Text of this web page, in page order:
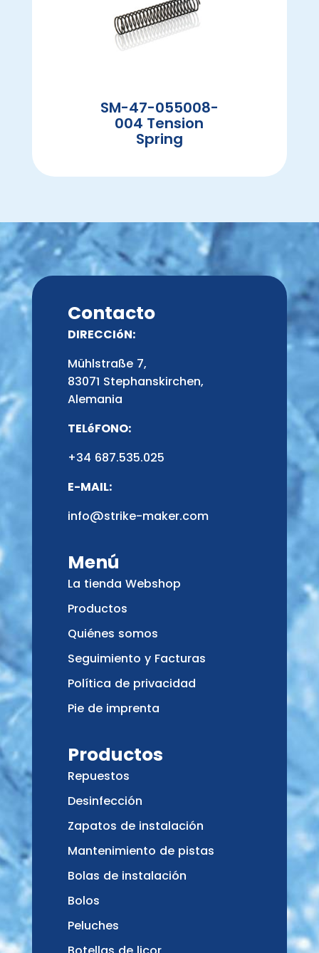
SM-47-055008-
004 Tension
Spring
Contacto
DIRECCIóN:
Mühlstraße 7,
83071 Stephanskirchen,
Alemania
TELéFONO:
+34 687.535.025
E-MAIL:
info@strike-maker.com
Menú
La tienda Webshop
Productos
Quiénes somos
Seguimiento y Facturas
Política de privacidad
Pie de imprenta
Productos
Repuestos
Desinfección
Zapatos de instalación
Mantenimiento de pistas
Bolas de instalación
Bolos
Peluches